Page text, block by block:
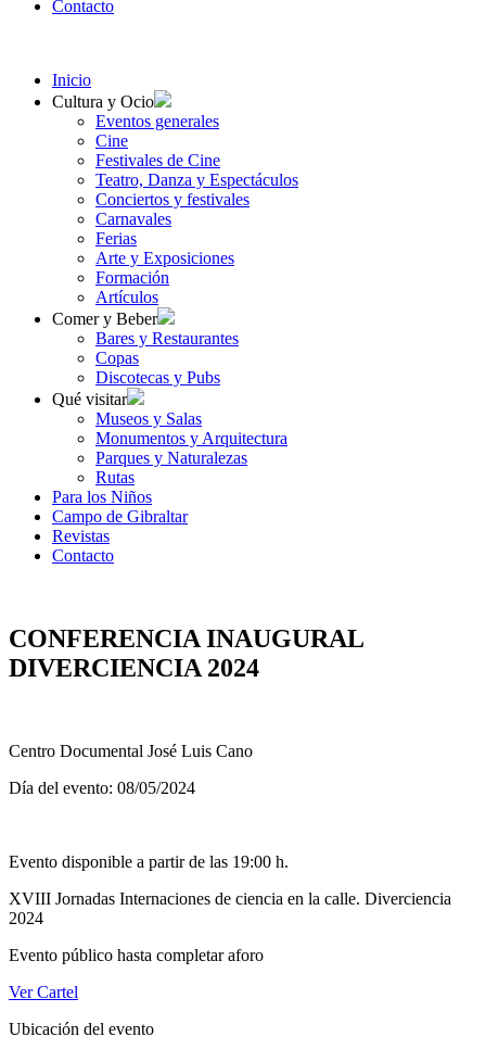
Contacto
Inicio
Cultura y Ocio
Eventos generales
Cine
Festivales de Cine
Teatro, Danza y Espectáculos
Conciertos y festivales
Carnavales
Ferias
Arte y Exposiciones
Formación
Artículos
Comer y Beber
Bares y Restaurantes
Copas
Discotecas y Pubs
Qué visitar
Museos y Salas
Monumentos y Arquitectura
Parques y Naturalezas
Rutas
Para los Niños
Campo de Gibraltar
Revistas
Contacto
CONFERENCIA INAUGURAL
DIVERCIENCIA 2024
Centro Documental José Luis Cano
Día del evento: 08/05/2024
Evento disponible a partir de las 19:00 h.
XVIII Jornadas Internaciones de ciencia en la calle. Diverciencia
2024
Evento público hasta completar aforo
Ver Cartel
Ubicación del evento